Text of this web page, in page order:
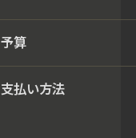
予算
支払い方法